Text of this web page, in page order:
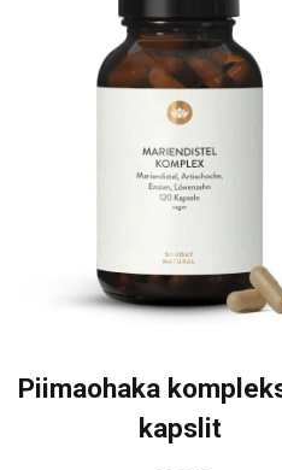
Piimaohaka
kapslit